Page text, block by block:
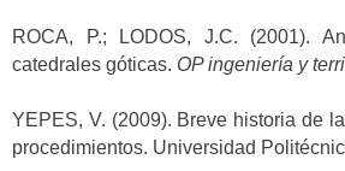
ROCA, P.; LODOS, J.C. (2001).
catedrales góticas. OP ingeniería y
YEPES, V. (2009). Breve historia de
procedimientos. Universidad